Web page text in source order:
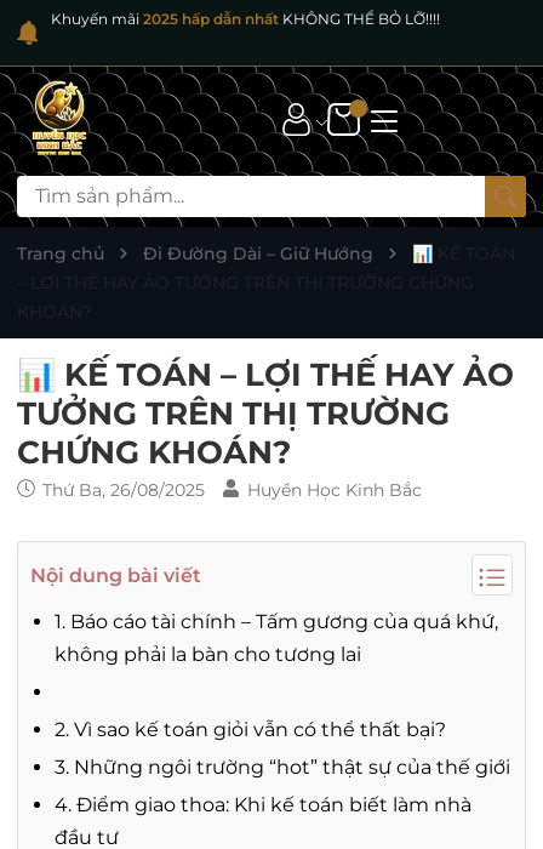
Khuyến mãi 2025 hấp dẫn nhất KHÔNG THỂ BỎ LỠ!!!!
Trang chủ Đi Đường Dài – Giữ Hướng
📊 KẾ TOÁN
📊 KẾ TOÁN – LỢI THẾ HAY ẢO
TƯỞNG TRÊN THỊ TRƯỜNG
CHỨNG KHOÁN?
Thứ Ba, 26/08/2025 Huyền Học Kinh Bắc
Nội dung bài viết
1. Báo cáo tài chính – Tấm gương của quá khứ,
không phải la bàn cho tương lai
2. Vì sao kế toán giỏi vẫn có thể thất bại?
3. Những ngôi trường “hot” thật sự của thế giới
4. Điểm giao thoa: Khi kế toán biết làm nhà
đầu tư